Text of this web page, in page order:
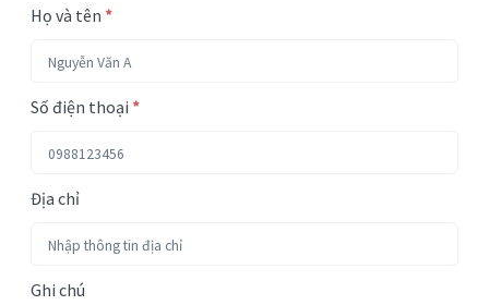
Họ và tên *
Số điện thoại *
Địa chỉ
Ghi chú